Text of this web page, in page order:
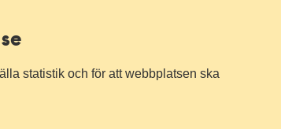
statistik och för att webbplatsen ska